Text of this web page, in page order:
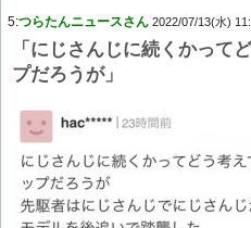
5:つらたんニュースさん 2022/07/13(水)
「にじさんじに続くかって
プだろうが」